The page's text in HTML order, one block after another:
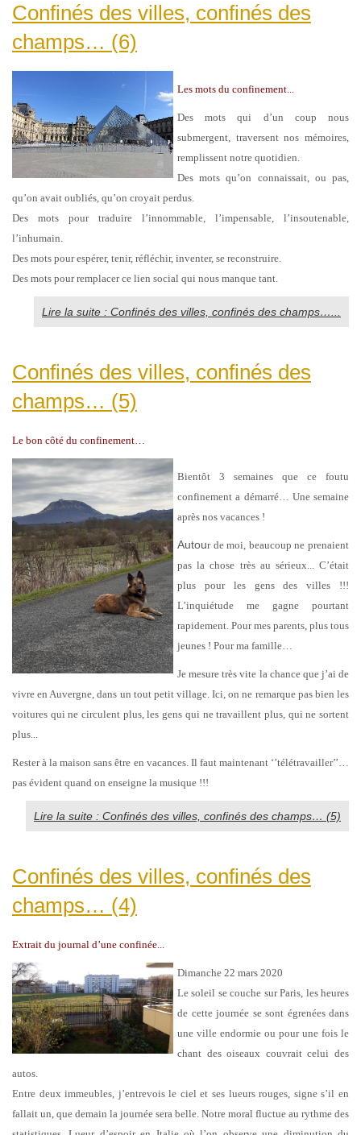
Confinés des villes, confinés des
champs… (6)
Les mots du confinement...
Des mots qui d’un coup nous
submergent, traversent nos mémoires,
remplissent notre quotidien.
Des mots qu’on connaissait, ou pas,
qu’on avait oubliés, qu’on croyait perdus.
Des mots pour traduire l’innommable, l’impensable, l’insoutenable,
l’inhumain.
Des mots pour espérer, tenir, réfléchir, inventer, se reconstruire.
Des mots pour remplacer ce lien social qui nous manque tant.
Lire la suite : Confinés des villes, confinés des champs…...
Confinés des villes, confinés des
champs… (5)
Le bon côté du confinement…
Bientôt 3 semaines que ce foutu
confinement a démarré… Une semaine
après nos vacances !
Autour de moi, beaucoup ne prenaient
pas la chose très au sérieux... C’était
plus pour les gens des villes !!!
L’inquiétude me gagne pourtant
rapidement. Pour mes parents, plus tous
jeunes ! Pour ma famille…
Je mesure très vite la chance que j’ai de
vivre en Auvergne, dans un tout petit village. Ici, on ne remarque pas bien les
voitures qui ne circulent plus, les gens qui ne travaillent plus, qui ne sortent
plus...
Rester à la maison sans être en vacances. Il faut maintenant ‘’télétravailler’’…
pas évident quand on enseigne la musique !!!
Lire la suite : Confinés des villes, confinés des champs… (5)
Confinés des villes, confinés des
champs… (4)
Extrait du journal d’une confinée...
Dimanche 22 mars 2020
Le soleil se couche sur Paris, les heures
de cette journée se sont égrenées dans
une ville endormie ou pour une fois le
chant des oiseaux couvrait celui des
autos.
Entre deux immeubles, j’entrevois le ciel et ses lueurs rouges, signe s’il en
fallait un, que demain la journée sera belle. Notre moral fluctue au rythme des